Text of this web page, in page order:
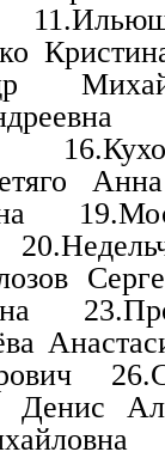
Денис